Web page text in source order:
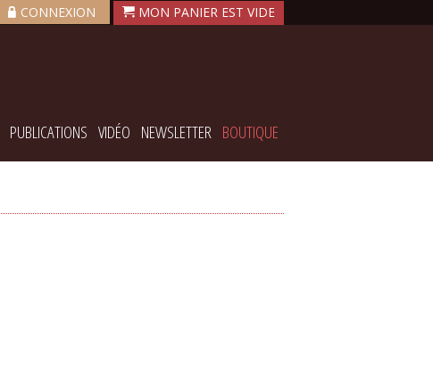
CONNEXION
PUBLICATIONS VIDÉO NEWSLETTER BOUTIQUE